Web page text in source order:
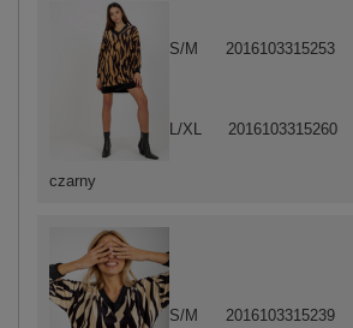
czarny
S/M 2016103315253
L/XL 2016103315260
S/M 2016103315239